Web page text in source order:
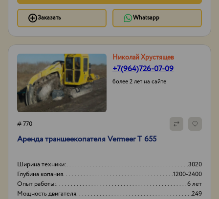
Заказать Whatsapp
Николай Хрустящев
+7(964)726-07-09
более 2 лет на сайте
# 770
Аренда траншеекопателя Vermeer T 655
Ширина техники:
3020
Глубина копания
1200-2400
Опыт работы:
6 лет
Мощность двигателя
249